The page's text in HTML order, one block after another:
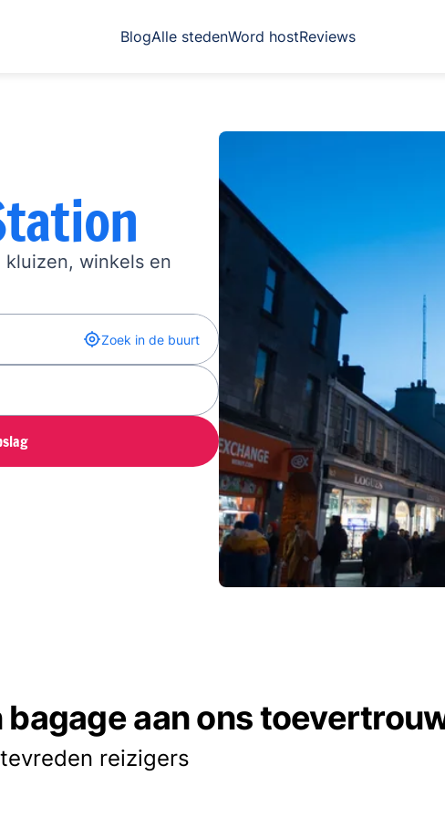
BlogAlle stedenWord hostReviews
winkels en
Zoek in de buurt
aan ons
reizigers